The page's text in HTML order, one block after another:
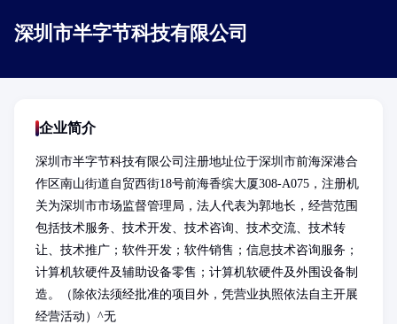
深圳市半字节科技有限公司
企业简介
深圳市半字节科技有限公司注册地址位于深圳市前海深港合
作区南山街道自贸西街18号前海香缤大厦308-A075，注册机
关为深圳市市场监督管理局，法人代表为郭地长，经营范围
包括技术服务、技术开发、技术咨询、技术交流、技术转
让、技术推广；软件开发；软件销售；信息技术咨询服务；
计算机软硬件及辅助设备零售；计算机软硬件及外围设备制
造。（除依法须经批准的项目外，凭营业执照依法自主开展
经营活动）^无